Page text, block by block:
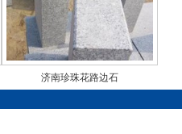
济南珍珠花路边石